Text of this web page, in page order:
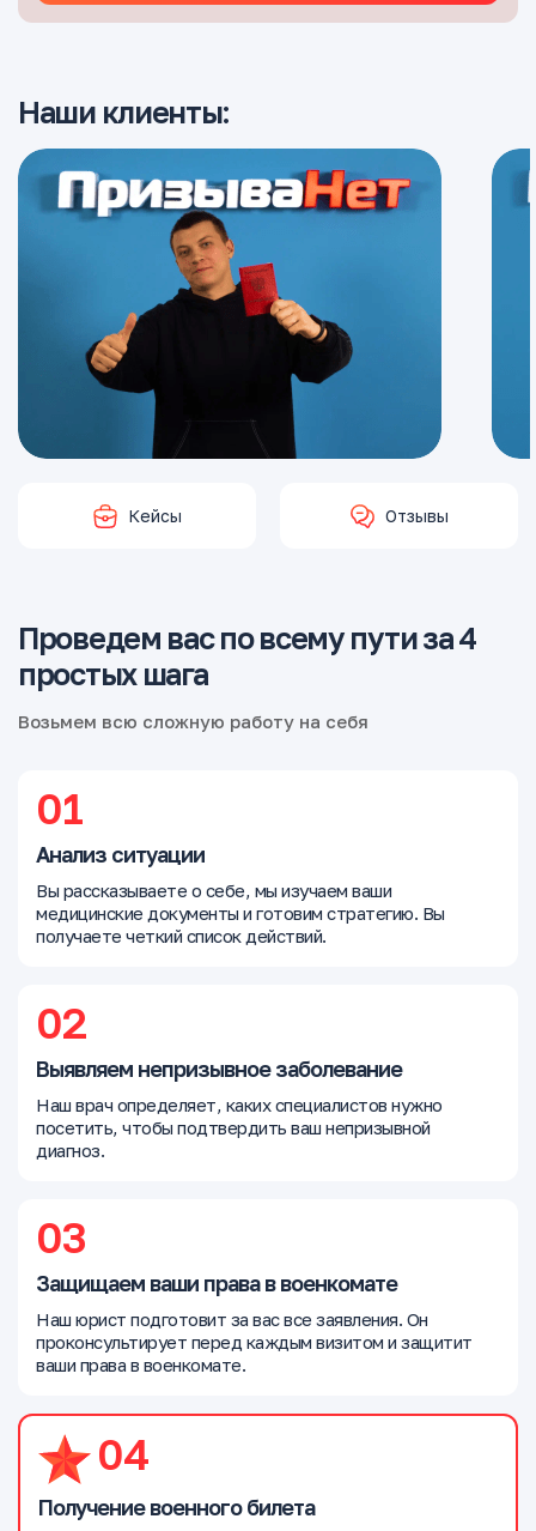
Наши клиенты:
Кейсы Отзывы
Проведем вас по всему пути за 4
простых шага
Возьмем всю сложную работу на себя
01
Анализ ситуации
Вы рассказываете о себе, мы изучаем ваши
медицинские документы и готовим стратегию. Вы
получаете четкий список действий.
02
Выявляем непризывное заболевание
Наш врач определяет, каких специалистов нужно
посетить, чтобы подтвердить ваш непризывной
диагноз.
03
Защищаем ваши права в военкомате
Наш юрист подготовит за вас все заявления. Он
проконсультирует перед каждым визитом и защитит
ваши права в военкомате.
04
Получение военного билета